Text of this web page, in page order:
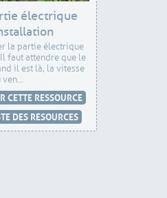
électrique
la partie électrique
faut attendre que le
il est là, la vitesse
ven...
CETTE RESSOURCE
DES RESOURCES